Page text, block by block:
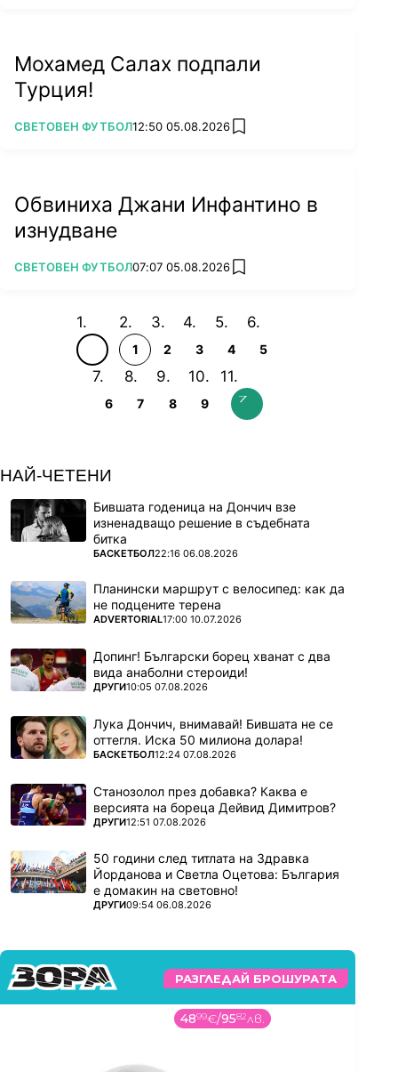
Мохамед Салах подпали
Турция!
ПОВЕЧЕ ОТ
СВЕТОВЕН ФУТБОЛ12:50 05.08.2026 add favorites
Обвиниха Джани Инфантино в
изнудване
ПОВЕЧЕ ОТ
СВЕТОВЕН ФУТБОЛ07:07 05.08.2026 add favorites
1 2 3 4 5
6 7 8 9
НАЙ-ЧЕТЕНИ
Бившата годеница на Дончич взе
изненадващо решение в съдебната
битка
ПОВЕЧЕ ОТ
БАСКЕТБОЛ22:16 06.08.2026
Планински маршрут с велосипед: как да
не подцените терена
ПОВЕЧЕ ОТ
ADVERTORIAL17:00 10.07.2026
Допинг! Български борец хванат с два
вида анаболни стероиди!
ПОВЕЧЕ ОТ
ДРУГИ10:05 07.08.2026
Лука Дончич, внимавай! Бившата не се
оттегля. Иска 50 милиона долара!
ПОВЕЧЕ ОТ
БАСКЕТБОЛ12:24 07.08.2026
Станозолол през добавка? Каква е
версията на бореца Дейвид Димитров?
ПОВЕЧЕ ОТ
ДРУГИ12:51 07.08.2026
50 години след титлата на Здравка
Йорданова и Светла Оцетова: България
е домакин на световно!
ПОВЕЧЕ ОТ
ДРУГИ09:54 06.08.2026
РАЗГЛЕДАЙ БРОШУРАТА
4899€/9582лв.